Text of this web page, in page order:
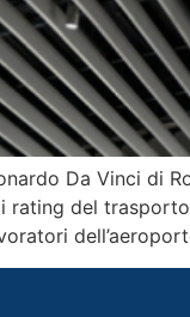
Da Vinci di
rating del